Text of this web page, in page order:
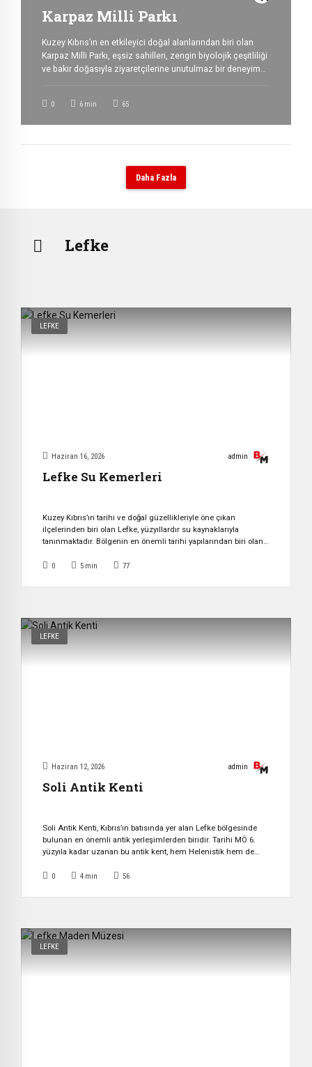
Karpaz Milli Parkı
Kuzey Kıbrıs’ın en etkileyici doğal alanlarından biri olan
Karpaz Milli Parkı, eşsiz sahilleri, zengin biyolojik çeşitliliği
ve bakir doğasıyla ziyaretçilerine unutulmaz bir deneyim
huzur arayan gezginler için adanın en özel
0 6 min 65
Daha Fazla
Lefke
LEFKE
Haziran 16, 2026 admin
Lefke Su Kemerleri
Kuzey Kıbrıs’ın tarihi ve doğal güzellikleriyle öne çıkan
ilçelerinden biri olan Lefke, yüzyıllardır su kaynaklarıyla
tanınmaktadır. Bölgenin en önemli tarihi yapılarından biri olan
önemli mühendislik eserleri arasında yer almaktadır. Kıbrıs’ta
zaman büyük önem taşımıştır. Bu nedenle geçmiş dönemlerde
0 5 min 77
LEFKE
Haziran 12, 2026 admin
Soli Antik Kenti
Soli Antik Kenti, Kıbrıs’ın batısında yer alan Lefke bölgesinde
bulunan en önemli antik yerleşimlerden biridir. Tarihi MÖ 6.
yüzyıla kadar uzanan bu antik kent, hem Helenistik hem de
olarak öne çıkar. SOLİ ANTİK KENTİ TARİHİ Soli, antik çağda
0 4 min 56
LEFKE